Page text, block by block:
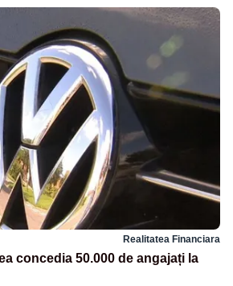
Realitatea Financiara
concedia 50.000 de angajați la